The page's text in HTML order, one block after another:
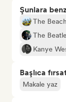
Şunlara
The
The
Kanye
Başlıca
Makale yaz